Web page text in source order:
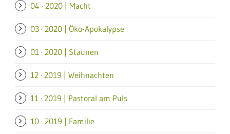
04 · 2020 | Macht
03 · 2020 | Öko-Apokalypse
01 · 2020 | Staunen
12 · 2019 | Weihnachten
11 · 2019 | Pastoral am Puls
10 · 2019 | Familie